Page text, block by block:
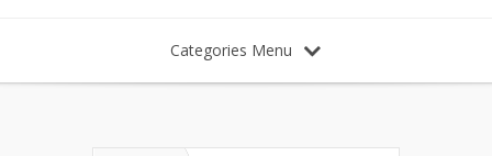
Categories Menu